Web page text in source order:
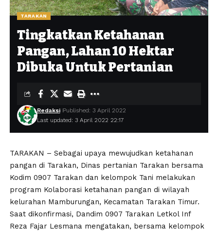
TARAKAN
Tingkatkan Ketahanan
Pangan, Lahan 10 Hektar
Dibuka Untuk Pertanian
Last updated: 3 April 2022 22:17
Redaksi Published: 3 April 2022
TARAKAN – Sebagai upaya mewujudkan ketahanan
pangan di Tarakan, Dinas pertanian Tarakan bersama
Kodim 0907 Tarakan dan kelompok Tani melakukan
program Kolaborasi ketahanan pangan di wilayah
kelurahan Mamburungan, Kecamatan Tarakan Timur.
Saat dikonfirmasi, Dandim 0907 Tarakan Letkol Inf
Reza Fajar Lesmana mengatakan, bersama kelompok